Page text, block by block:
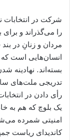
شرکت در انتخابات
را می‌گذراند و
مردان و زنانِ در
انسان‌هایی است که
بسته‌اند. نهادینه
تدریجی ملت‌های
رأی دادن در
یک بلوچ که هم به
امنیتی شمرده
کاندیدای ریاست